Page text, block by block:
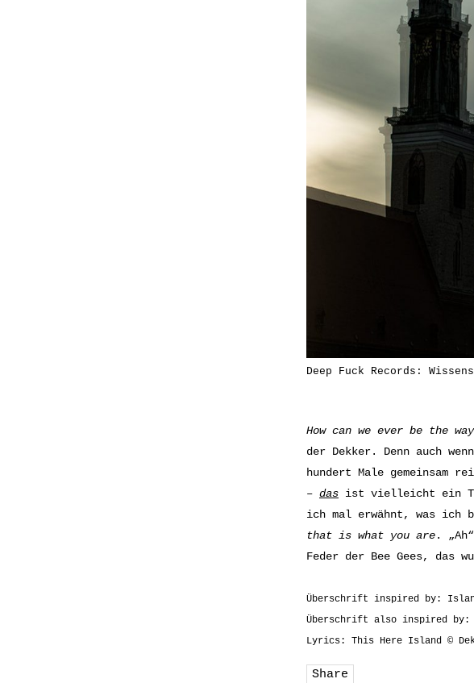
Deep Fuck Records:
How can we ever be the
der Dekker. Denn auch
hundert Male gemeinsam
– das ist vielleicht ein
ich mal erwähnt, was ich
that is what you are.
Feder der Bee Gees, das
Überschrift inspired by:
Überschrift also inspired by:
Lyrics: This Here Island ©
Share